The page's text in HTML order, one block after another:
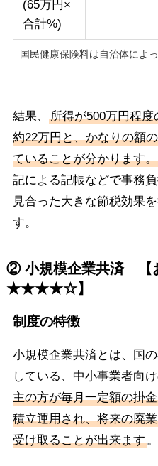
(65万円×
合計%)
国民健康保険料は自治体によ
結果、
所得が500万円程
約22万円と、かなりの額
ていることが分かります。
記による記帳などで事務
見合った大きな節税効果
す。
② 小規模企業共済 【
★★★★☆】
制度の特徴
小規模企業共済とは、国
している、中小事業者向
主の方が毎月一定額の掛
積立運用され、将来の廃
受け取ることが出来ます。